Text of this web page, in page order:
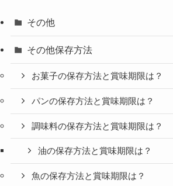
その他
その他保存方法
お菓子の保存方法と賞味期限は？
パンの保存方法と賞味期限は？
調味料の保存方法と賞味期限は？
油の保存方法と賞味期限は？
魚の保存方法と賞味期限は？